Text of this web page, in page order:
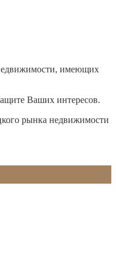
имеющих
Ваших интересов.
рынка недвижимости